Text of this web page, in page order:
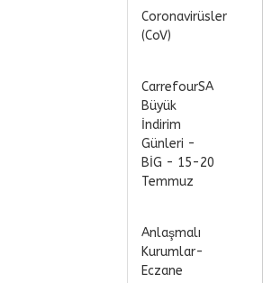
Coronavirüsler
(CoV)
CarrefourSA
Büyük
İndirim
Günleri -
BİG - 15-20
Temmuz
Anlaşmalı
Kurumlar-
Eczane